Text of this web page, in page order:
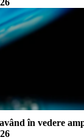
în vedere